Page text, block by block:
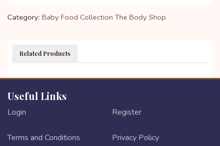
Category: Baby Food Collection The Body Shop
Related Products
Useful Links
Login Register
Terms and Conditions Privacy Policy